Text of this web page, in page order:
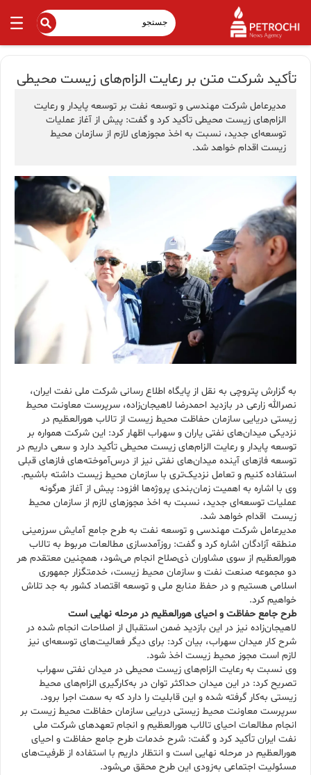
تأكید شركت متن بر رعایت الزام‌های زیست محیطی
مدیرعامل شرکت مهندسی و توسعه نفت بر توسعه پایدار و رعایت
الزام‌های زیست محیطی تأکید کرد و گفت: پیش از آغاز عملیات
توسعه‌ای جدید، نسبت به اخذ مجوزهای لازم از سازمان محیط
زیست اقدام خواهد شد.
به گزارش پتروچی به نقل از پایگاه اطلاع رسانی شرکت ملی نفت ایران،
نصرالله زارعی در بازدید احمدرضا لاهیجان‌زاده، سرپرست معاونت محیط
زیستی دریایی سازمان حفاظت محیط زیست از تالاب هورالعظیم در
نزدیکی میدان‌های نفتی یاران و سهراب اظهار کرد: این شرکت همواره بر
توسعه پایدار و رعایت الزام‌های زیست محیطی تأکید دارد و سعی داریم در
توسعه فازهای آینده میدان‌های نفتی نیز از درس‌آموخته‌های فازهای قبلی
استفاده کنیم و تعامل نزدیک‌تری با سازمان محیط زیست داشته باشیم.
وی با اشاره به اهمیت زمان‌بندی پروژه‌ها افزود: پیش از آغاز هرگونه
عملیات توسعه‌ای جدید، نسبت به اخذ مجوزهای لازم از سازمان محیط
زیست اقدام خواهد شد.
مدیرعامل شرکت مهندسی و توسعه نفت به طرح جامع آمایش سرزمینی
منطقه آزادگان اشاره کرد و گفت: روزآمدسازی مطالعات مربوط به تالاب
هورالعظیم از سوی مشاوران ذی‌صلاح انجام می‌شود، همچنین معتقدم هر
دو مجموعه صنعت نفت و سازمان محیط زیست، خدمتگزار جمهوری
اسلامی هستیم و در حفظ منابع ملی و توسعه اقتصاد کشور به جد تلاش
خواهیم کرد.
طرح جامع حفاظت و احیای هورالعظیم در مرحله نهایی است
لاهیجان‌زاده نیز در این بازدید ضمن استقبال از اصلاحات انجام شده در
شرح کار میدان سهراب، بیان کرد: برای دیگر فعالیت‌های توسعه‌ای نیز
لازم است مجوز محیط زیست اخذ شود.
وی نسبت به رعایت الزام‌های زیست محیطی در میدان نفتی سهراب
تصریح کرد: در این میدان حداکثر توان در به‌کارگیری الزام‌های محیط
زیستی به‌کار گرفته شده و این قابلیت را دارد که به سمت اجرا برود.
سرپرست معاونت محیط زیستی دریایی سازمان حفاظت محیط زیست بر
انجام مطالعات احیای تالاب هورالعظیم و انجام تعهدهای شرکت ملی
نفت ایران تأکید کرد و گفت: شرح خدمات طرح جامع حفاظت و احیای
هورالعظیم در مرحله نهایی است و انتظار داریم با استفاده از ظرفیت‌های
مسئولیت اجتماعی به‌زودی این طرح محقق می‌شود.